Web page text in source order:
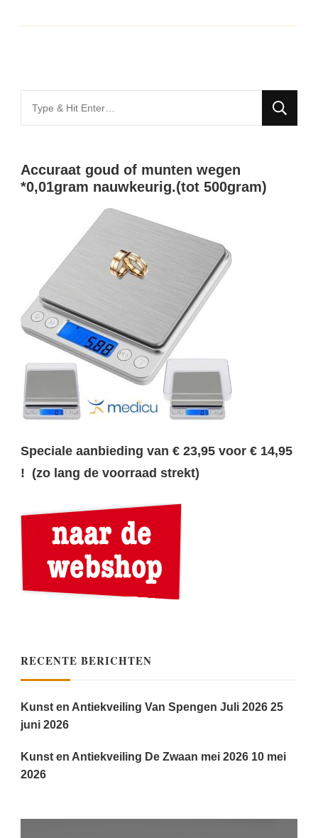
for
Accuraat goud of munten wegen
*0,01gram nauwkeurig.(tot 500gram)
Speciale aanbieding van € 23,95 voor € 14,95
! (zo lang de voorraad strekt)
RECENTE BERICHTEN
Kunst en Antiekveiling Van Spengen Juli 2026 25
juni 2026
Kunst en Antiekveiling De Zwaan mei 2026 10 mei
2026